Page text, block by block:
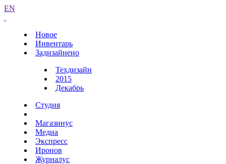
EN
Новое
Инвентарь
Задизайнено
Техдизайн
2015
Декабрь
Студия
Магазинус
Медиа
Экспресс
Иронов
Журналус